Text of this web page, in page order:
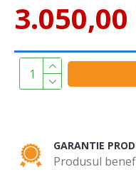
GARANTIE
Produsul